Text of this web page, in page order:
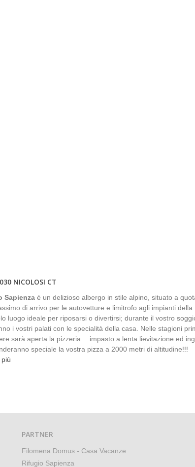
NICOLOSI CT
Sapienzaè un delizioso albergo in stile alpino, situato a
di arrivo per le autovetture e limitrofo agli impianti della
luogo ideale per riposarsi o divertirsi; durante il vostro
i vostri palati con le specialità della casa. Nelle stagioni
sarà aperta la pizzeria… impasto a lenta lievitazione ed
speciale la vostra pizza a 2000 metri di altitudine!!!
PARTNER
Filomena Domus - Casa Vacanze
Rifugio Sapienza